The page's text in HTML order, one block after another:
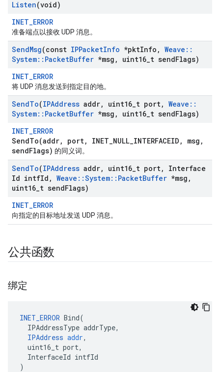
Listen(void)
INET_ERROR
准备端点以接收 UDP 消息。
SendMsg(const IPPacketInfo *pktInfo , Weave ::
System:: PacketBuffer *msg , uint16 t sendFlags)
INET_ERROR
将 UDP 消息发送到指定目的地。
SendTo(IPAddress addr, uint16 t port, Weave ::
System:: PacketBuffer *msg , uint16 t sendFlags)
INET_ERROR
SendTo(addr, port, INET_NULL_INTERFACEID, msg,
sendFlags) 的同义词。
SendTo(IPAddress addr, uint16 t port,
Interface
Id intfId , Weave ::System:: PacketBuffer *msg ,
uint16 t sendFlags)
INET_ERROR
向指定的目标地址发送 UDP 消息。
公共函数
绑定
INET_ERROR Bind(
IPAddressType addrType,
IPAddress addr,
uint16_t port,
InterfaceId intfId
)